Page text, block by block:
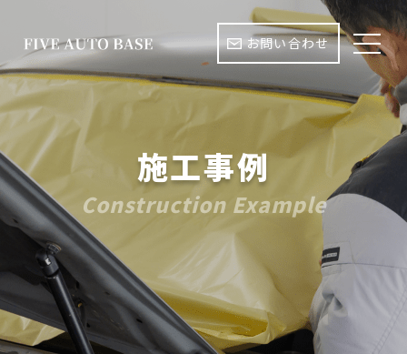
お問い合わせ
施工事例
Construction Example